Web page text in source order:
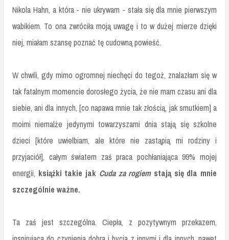
Nikola Hahn, a która - nie ukrywam - stała się dla mnie pierwszym
wabikiem. To ona zwróciła moją uwagę i to w dużej mierze dzięki
niej, miałam szansę poznać tę cudowną powieść.
W chwili, gdy mimo ogromnej niechęci do tegoż, znalazłam się w
tak fatalnym momencie dorosłego życia, że nie mam czasu ani dla
siebie, ani dla innych, [co napawa mnie tak złością, jak smutkiem] a
moimi niemalże jedynymi towarzyszami dnia stają się szkolne
dzieci [które uwielbiam, ale które nie zastąpią mi rodziny i
przyjaciół], całym światem zaś praca pochłaniająca 99% mojej
energii, książki takie jak Cuda za rogiem stają się dla mnie
szczególnie ważne.
Ta zaś jest szczególna. Ciepła, z pozytywnym przekazem,